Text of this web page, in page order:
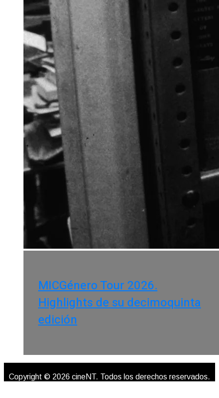
MICGénero Tour 2026.
Highlights de su decimoquinta
edición
Copyright © 2026 cineNT. Todos los derechos reservados.